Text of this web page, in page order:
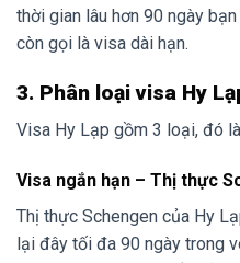
thời gian lâu hơn 90 ngày
còn gọi là visa dài hạn.
3. Phân loại visa Hy
Visa Hy Lạp gồm 3 loại, đó
Visa ngắn hạn – Thị thực
Thị thực Schengen của Hy
lại đây tối đa 90 ngày trong